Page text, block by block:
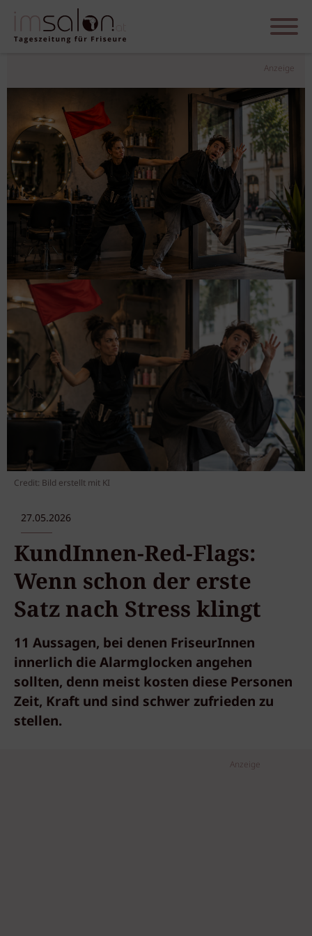
Anzeige
Credit: Bild erstellt mit KI
27.05.2026
KundInnen-Red-Flags:
Wenn schon der erste
Satz nach Stress klingt
11 Aussagen, bei denen FriseurInnen
innerlich die Alarmglocken angehen
sollten, denn meist kosten diese Personen
Zeit, Kraft und sind schwer zufrieden zu
stellen.
Anzeige